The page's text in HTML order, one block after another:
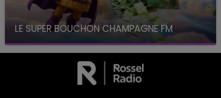
LE SUPER BOUCHON CHAMPAGNE FM
avec La Famille Champagne FM, à 8H10